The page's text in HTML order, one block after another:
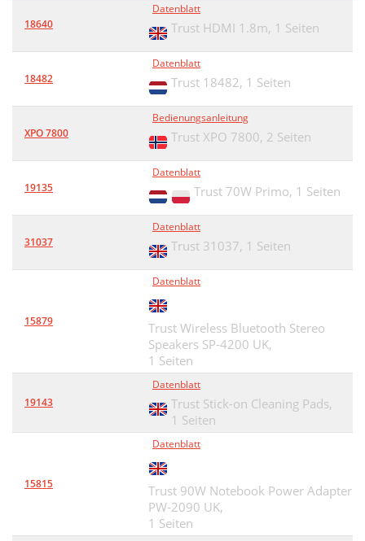
18640
Datenblatt
Trust HDMI 1.8m, 1 Seiten
18482
Datenblatt
Trust 18482, 1 Seiten
XPO 7800
Bedienungsanleitung
Trust XPO 7800, 2 Seiten
19135
Datenblatt
Trust 70W Primo, 1 Seiten
31037
Datenblatt
Trust 31037, 1 Seiten
15879
Datenblatt
Trust Wireless Bluetooth Stereo
Speakers SP-4200 UK,
1 Seiten
19143
Datenblatt
Trust Stick-on Cleaning Pads,
1 Seiten
15815
Datenblatt
Trust 90W Notebook Power Adapter
PW-2090 UK,
1 Seiten